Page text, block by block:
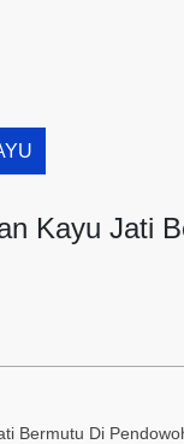
Kayu Jati
Bermutu Di